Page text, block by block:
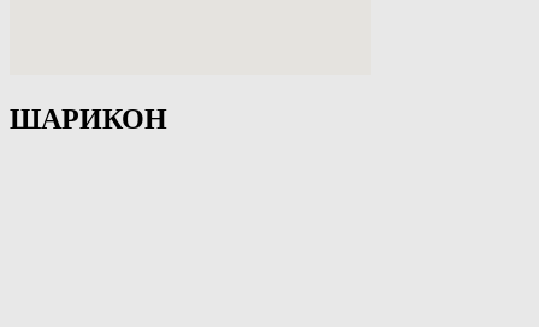
ШАРИКОН